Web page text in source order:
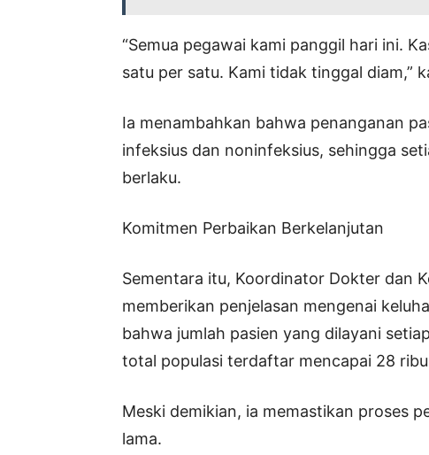
“Semua pegawai kami panggil hari ini.
satu per satu. Kami tidak tinggal diam,”
Ia menambahkan bahwa penanganan
infeksius dan noninfeksius, sehingga
berlaku.
Komitmen Perbaikan Berkelanjutan
Sementara itu, Koordinator Dokter dan
memberikan penjelasan mengenai
bahwa jumlah pasien yang dilayani
total populasi terdaftar mencapai 28
Meski demikian, ia memastikan proses
lama.